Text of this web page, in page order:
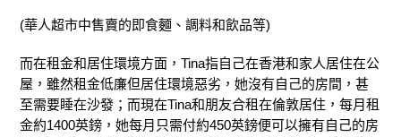
(華人超市中售賣的即食麵、調料和飲品等)
而在租金和居住環境方面，Tina指自己在香港和家人居住在公
屋，雖然租金低廉但居住環境惡劣，她沒有自己的房間，甚
至需要睡在沙發；而現在Tina和朋友合租在倫敦居住，每月租
金約1400英鎊，她每月只需付約450英鎊便可以擁有自己的房